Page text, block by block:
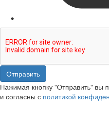
Отправить
Нажимая кнопку "Отправить" вы
и согласны с политикой